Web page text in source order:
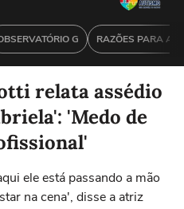
G RAZÕES PARA
relata assédio
'Medo de
ele está passando a mão
na cena', disse a atriz